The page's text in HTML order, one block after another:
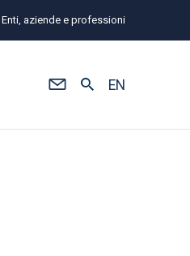
Enti, aziende e professioni
EN